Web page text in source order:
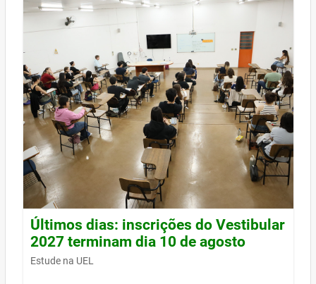
Últimos dias: inscrições do Vestibular
2027 terminam dia 10 de agosto
Estude na UEL